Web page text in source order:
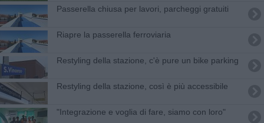
Passerella chiusa per lavori, parcheggi gratuiti
Riapre la passerella ferroviaria
Restyling della stazione, c'è pure un bike parking
Restyling della stazione, così è più accessibile
"Integrazione e voglia di fare, siamo con loro"